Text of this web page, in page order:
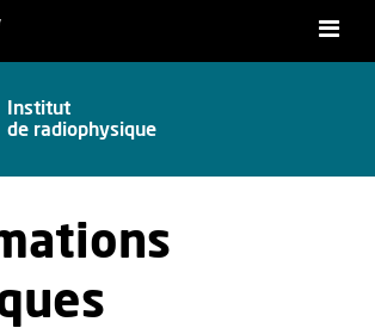
Institut
de radiophysique